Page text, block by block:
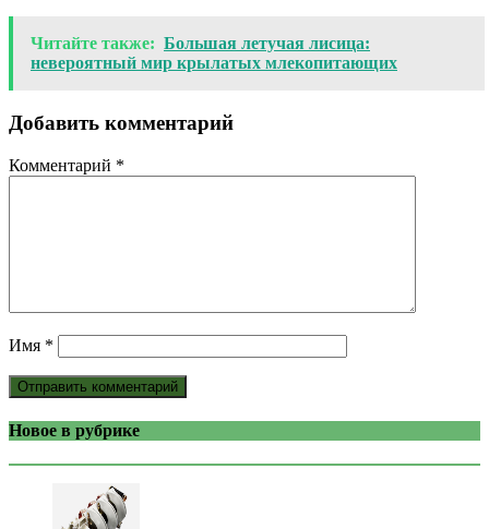
Читайте также: Большая летучая лисица:
невероятный мир крылатых млекопитающих
Добавить комментарий
Комментарий *
Имя *
Новое в рубрике